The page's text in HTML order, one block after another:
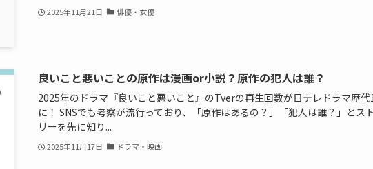
2025年11月21日 俳優・女優
良いこと悪いことの原作は漫画or小説？原作の犯人は誰？
2025年のドラマ『良いこと悪いこと』のTverの再生回数が日テレドラマ歴代
に！ SNSでも考察が流行っており、「原作はあるの？」「犯人は誰？」とス
リーを先に知り...
2025年11月17日 ドラマ・映画